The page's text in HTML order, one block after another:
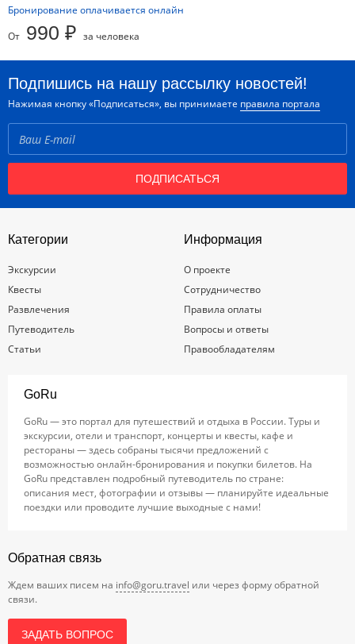
Бронирование оплачивается онлайн
От 990 ₽ за человека
Подпишись на нашу рассылку новостей!
Нажимая кнопку «Подписаться», вы принимаете правила портала
ПОДПИСАТЬСЯ
Категории
Экскурсии
Квесты
Развлечения
Путеводитель
Статьи
Информация
О проекте
Сотрудничество
Правила оплаты
Вопросы и ответы
Правообладателям
GoRu
GoRu — это портал для путешествий и отдыха в России. Туры и
экскурсии, отели и транспорт, концерты и квесты, кафе и
рестораны — здесь собраны тысячи предложений с
возможностью онлайн-бронирования и покупки билетов. На
GoRu представлен подробный путеводитель по стране:
описания мест, фотографии и отзывы — планируйте идеальные
поездки или проводите лучшие выходные с нами!
Обратная связь
Ждем ваших писем на info@goru.travel или через форму обратной
связи.
ЗАДАТЬ ВОПРОС